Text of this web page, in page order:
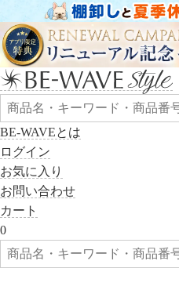
BE-WAVEとは
ログイン
お気に入り
お問い合わせ
カート
0